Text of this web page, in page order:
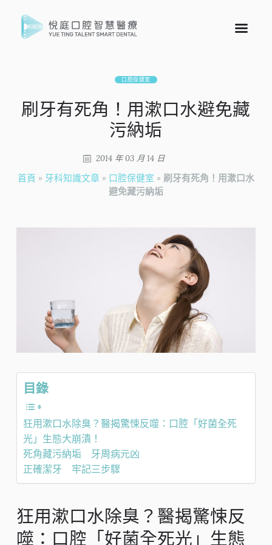
口腔保健室
刷牙有死角！用漱口水避免藏
污納垢
2014 年 03 月 14 日
首頁 » 牙科知識文章 » 口腔保健室 » 刷牙有死角！用漱口水
避免藏污納垢
目錄
狂用漱口水除臭？醫揭驚悚反噬：口腔「好菌全死
光」生態大崩潰！
死角藏污納垢 牙周病元凶
正確潔牙 牢記三步驟
狂用漱口水除臭？醫揭驚悚反
噬：口腔「好菌全死光」生態